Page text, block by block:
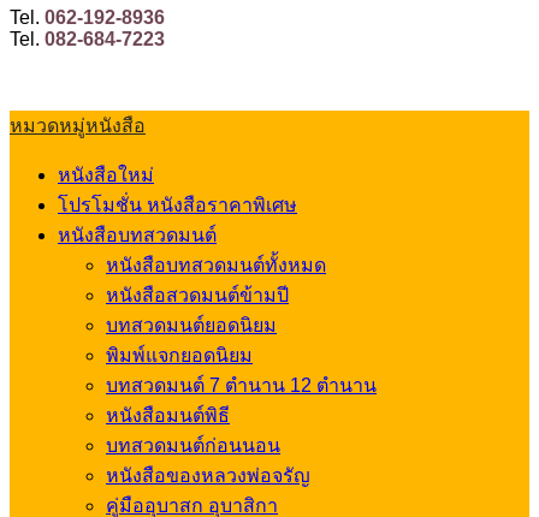
Tel. 062-192-8936
Tel. 082-684-7223
หมวดหมู่หนังสือ
หนังสือใหม่
โปรโมชั่น หนังสือราคาพิเศษ
หนังสือบทสวดมนต์
หนังสือบทสวดมนต์ทั้งหมด
หนังสือสวดมนต์ข้ามปี
บทสวดมนต์ยอดนิยม
พิมพ์แจกยอดนิยม
บทสวดมนต์ 7 ตำนาน 12 ตำนาน
หนังสือมนต์พิธี
บทสวดมนต์ก่อนนอน
หนังสือของหลวงพ่อจรัญ
คู่มืออุบาสก อุบาสิกา